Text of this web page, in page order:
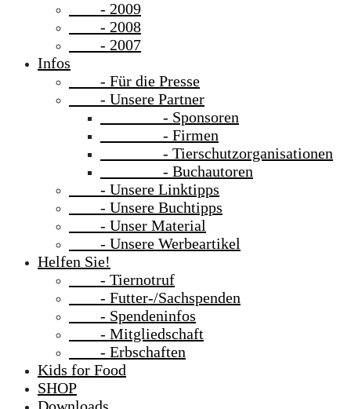
- 2009
- 2008
- 2007
Infos
- Für die Presse
- Unsere Partner
- Sponsoren
- Firmen
- Tierschutzorganisationen
- Buchautoren
- Unsere Linktipps
- Unsere Buchtipps
- Unser Material
- Unsere Werbeartikel
Helfen Sie!
- Tiernotruf
- Futter-/Sachspenden
- Spendeninfos
- Mitgliedschaft
- Erbschaften
Kids for Food
SHOP